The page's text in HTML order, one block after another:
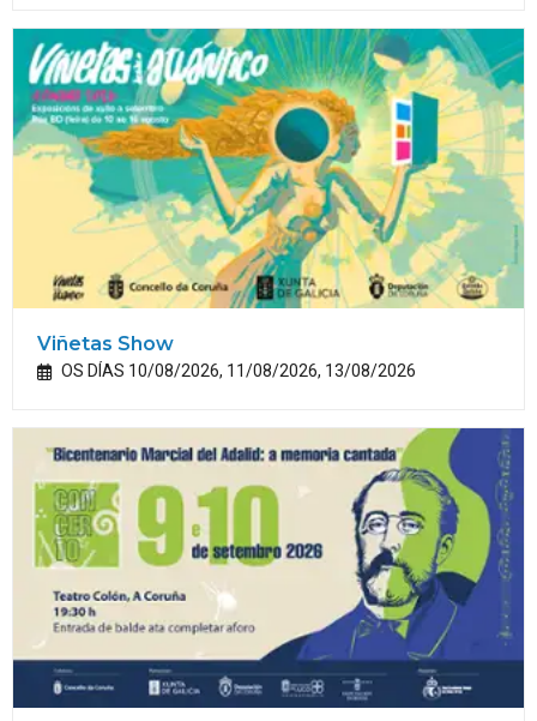
Viñetas Show
OS DÍAS 10/08/2026, 11/08/2026, 13/08/2026